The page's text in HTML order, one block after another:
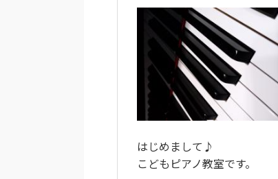
はじめまして♪
こどもピアノ教室です。